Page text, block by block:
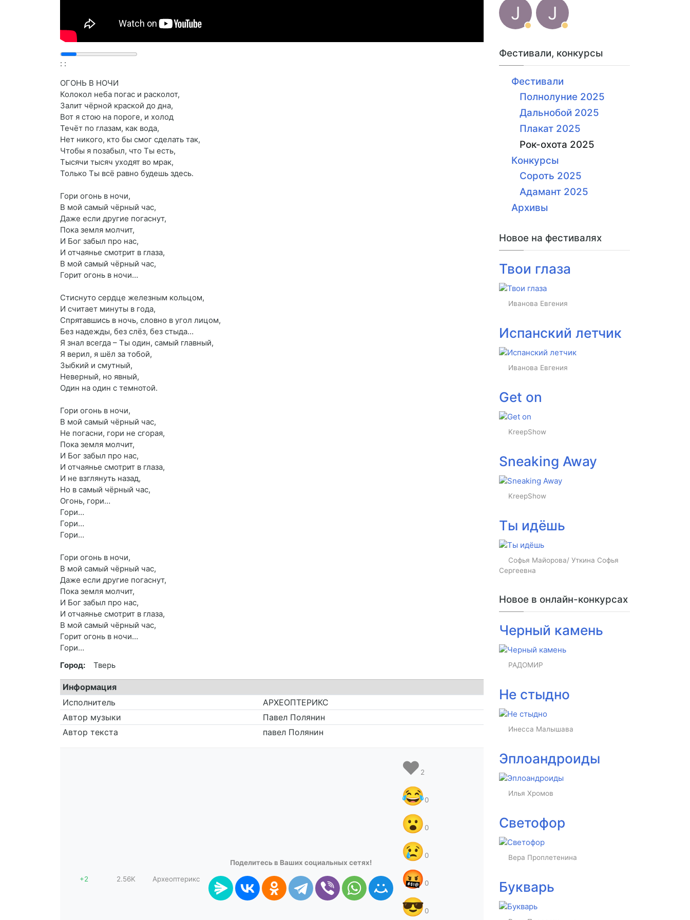
: :
ОГОНЬ В НОЧИ
Колокол неба погас и расколот,
Залит чёрной краской до дна,
Вот я стою на пороге, и холод
Течёт по глазам, как вода,
Нет никого, кто бы смог сделать так,
Чтобы я позабыл, что Ты есть,
Тысячи тысяч уходят во мрак,
Только Ты всё равно будешь здесь.
Гори огонь в ночи,
В мой самый чёрный час,
Даже если другие погаснут,
Пока земля молчит,
И Бог забыл про нас,
И отчаянье смотрит в глаза,
В мой самый чёрный час,
Горит огонь в ночи…
Стиснуто сердце железным кольцом,
И считает минуты в года,
Спрятавшись в ночь, словно в угол лицом,
Без надежды, без слёз, без стыда…
Я знал всегда – Ты один, самый главный,
Я верил, я шёл за тобой,
Зыбкий и смутный,
Неверный, но явный,
Один на один с темнотой.
Гори огонь в ночи,
В мой самый чёрный час,
Не погасни, гори не сгорая,
Пока земля молчит,
И Бог забыл про нас,
И отчаянье смотрит в глаза,
И не взглянуть назад,
Но в самый чёрный час,
Огонь, гори…
Гори…
Гори…
Гори…
Гори огонь в ночи,
В мой самый чёрный час,
Даже если другие погаснут,
Пока земля молчит,
И Бог забыл про нас,
И отчаянье смотрит в глаза,
В мой самый чёрный час,
Горит огонь в ночи…
Гори…
Город:
Тверь
Информация
Исполнитель
АРХЕОПТЕРИКС
Автор музыки
Павел Полянин
Автор текста
павел Полянин
+2 2.56K Археоптерикс
Поделитесь в Ваших социальных сетях!
❤️ 2
😂0
😮 0
😢 0
🤬 0
😎0
J
J
Фестивали, конкурсы
Фестивали
Полнолуние 2025
Дальнобой 2025
Плакат 2025
Рок-охота 2025
Конкурсы
Сороть 2025
Адамант 2025
Архивы
Новое на фестивалях
Твои глаза
Иванова Евгения
Испанский летчик
Иванова Евгения
Get on
KreepShow
Sneaking Away
KreepShow
Ты идёшь
Софья Майорова/ Уткина Софья
Сергеевна
Новое в онлайн-конкурсах
Черный камень
РАДОМИР
Не стыдно
Инесса Малышава
Эплоандроиды
Илья Хромов
Светофор
Вера Проплетенина
Букварь